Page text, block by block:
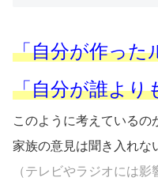
「自分が作った
「自分が誰より
このように考えているの
家族の意見は聞き入れな
（テレビやラジオには影